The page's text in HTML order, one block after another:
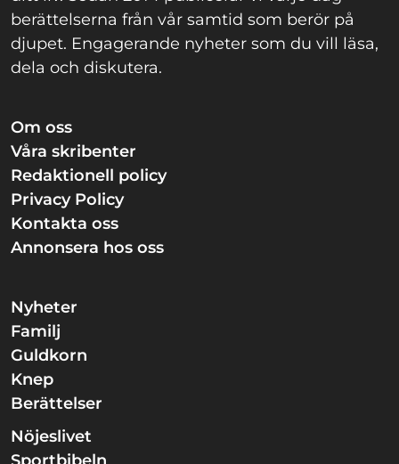
berättelserna från vår samtid som berör på
djupet. Engagerande nyheter som du vill läsa,
dela och diskutera.
Om oss
Våra skribenter
Redaktionell policy
Privacy Policy
Kontakta oss
Annonsera hos oss
Nyheter
Familj
Guldkorn
Knep
Berättelser
Nöjeslivet